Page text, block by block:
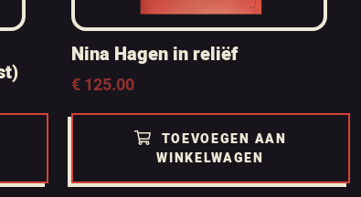
Nina Hagen in reliëf
€125.00
TOEVOEGEN AAN
WINKELWAGEN